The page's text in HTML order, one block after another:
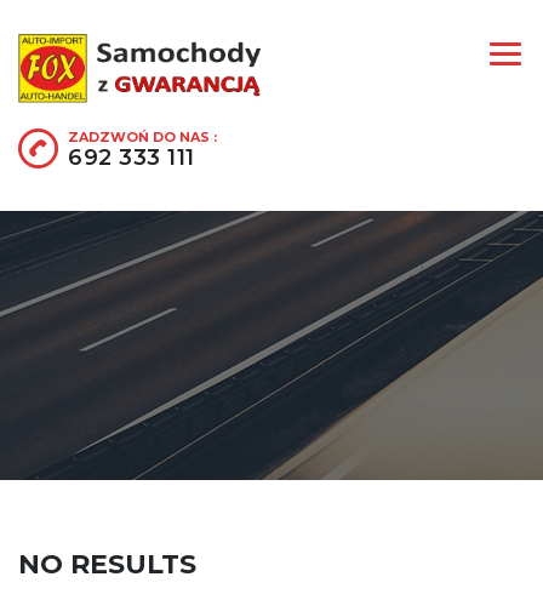
ZADZWOŃ DO NAS :
692 333 111
NO RESULTS